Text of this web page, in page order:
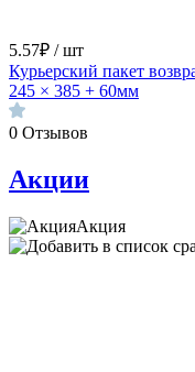
5.57₽ / шт
Курьерский пакет
245 × 385 + 60мм
0 Отзывов
Акции
Акция